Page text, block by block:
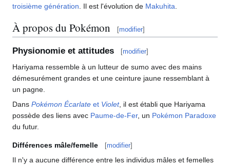
troisième génération . Il est l'évolution de Makuhita
À propos du Pokémon [modifier]
Physionomie et attitudes [modifier]
Hariyama ressemble à un lutteur de sumo avec des mains
démesurément grandes et une ceinture jaune ressemblant à
un pagne.
Dans Pokémon Écarlate et Violet, il est établi que Hariyama
possède des liens avec Paume-de-Fer, un Pokémon Paradoxe
du futur.
Différences mâle/femelle [modifier]
Il n'y a aucune différence entre les individus mâles et femelles